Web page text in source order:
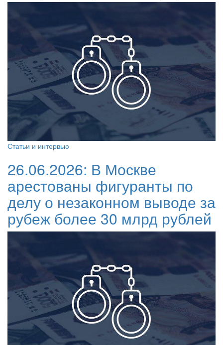
Статьи и интервью
26.06.2026: В Москве
арестованы фигуранты по
делу о незаконном выводе за
рубеж более 30 млрд рублей